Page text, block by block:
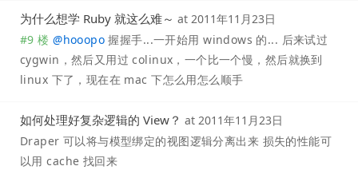
为什么想学 Ruby 就这么难～ at 2011年11月23日
#9 楼 @hooopo 握握手...一开始用 windows 的... 后来试过
cygwin，然后又用过 colinux，一个比一个慢，然后就换到
linux 下了，现在在 mac 下怎么用怎么顺手
如何处理好复杂逻辑的 View？ at 2011年11月23日
Draper 可以将与模型绑定的视图逻辑分离出来 损失的性能可
以用 cache 找回来